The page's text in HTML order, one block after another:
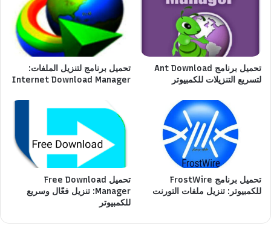
تحميل برنامج Ant Download
لتسريع التنزيلات للكمبيوتر
تحميل برنامج لتنزيل الملفات:
Internet Download Manager
تحميل برنامج FrostWire
للكمبيوتر: تنزيل ملفات التورنت
تحميل Free Download
Manager: تنزيل فعّال وسريع
للكمبيوتر